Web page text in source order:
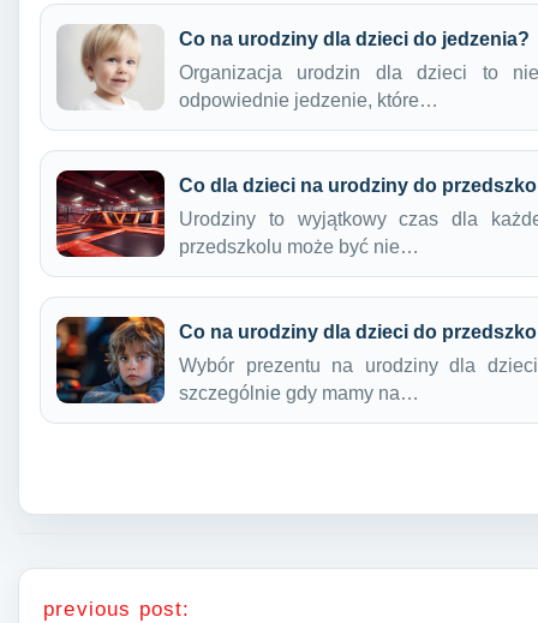
Co na urodziny dla dzieci do jedzenia?
Organizacja urodzin dla dzieci to
odpowiednie jedzenie, które…
Co dla dzieci na urodziny do
Urodziny to wyjątkowy czas dla
przedszkolu może być nie…
Co na urodziny dla dzieci do
Wybór prezentu na urodziny dla
szczególnie gdy mamy na…
Nawigacja wpisu
previous post: